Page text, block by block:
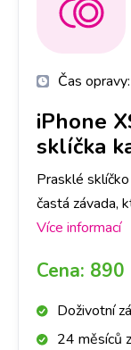
Čas opravy:
iPhone
sklíčka
Prasklé
častá závada,
Do půl hodiny
Více informací
Cena: 890
Doživotní
24 měsíců